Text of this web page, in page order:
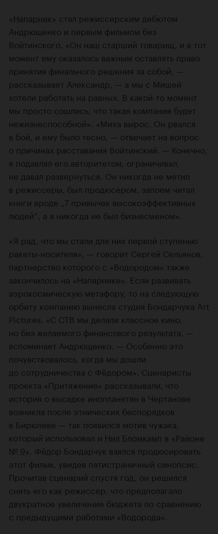
«Напарник» стал режиссерским дебютом
Андрющенко и первым фильмом без
Войтинского. «Он наш старший товарищ, и в тот
момент ему оказалось важным оставлять право
принятия финального решения за собой, —
рассказывает Александр, — а мы с Мишей
хотели работать на равных. В какой-то момент
мы просто сошлись, что такая компания будет
нежизнеспособной». «Миха вырос. Он рвался
в бой, и ему было тесно, — отвечает на вопрос
о причинах расставания Войтинский. — Конечно,
я подавлял его авторитетом, ограничивал,
не давал развернуться. Он никогда не метил
в режиссеры, был продюсером, запоем читал
книги вроде „7 привычек высокоэффективных
людей“, а я никогда не был бизнесменом».
«Я рад, что мы стали для них первой ступенью
ракеты-носителя», — говорит Сергей Сельянов,
партнерство которого с «Водородом» также
закончилось на «Напарнике». Если развивать
аэрокосмическую метафору, то на следующую
орбиту компанию вынесла студия Бондарчука Art
Pictures. «С СТВ мы делали классное кино,
но без желаемого финансового результата, —
вспоминает Андрющенко. — Особенно это
почувствовалось, когда мы дошли
до сотрудничества с Фёдором». Сценаристы
проекта «Притяжение» рассказывали, что
история о высадке инопланетян в Чертанове
возникла после этнических беспорядков
в Бирюлеве — так появился мотив чужака,
который использовал и Нил Бломкамп в «Районе
№ 9» . Фёдор Бондарчук взялся продюсировать
этот фильм, увидев пятистраничный синопсис.
Прочитав сценарий спустя год, он решился
снять его как режиссер, что предполагало
двукратное увеличение бюджета по сравнению
с предыдущими работами «Водорода».